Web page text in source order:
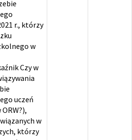
r., którzy
w
Czy w
uczeń
w
którzy